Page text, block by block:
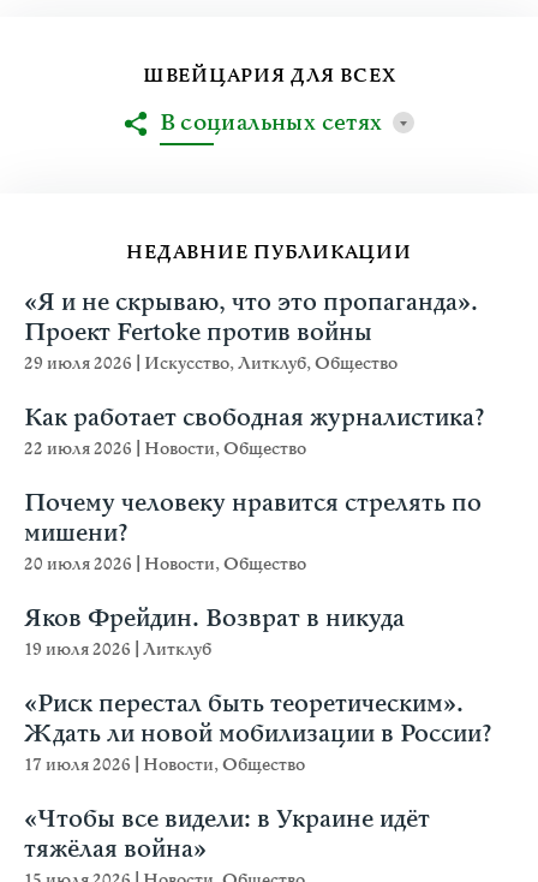
НЕДАВНИЕ ПУБЛИКАЦИИ
«Я и не скрываю, что это пропаганда».
Проект Fertoke против войны
29 июля 2026 Искусство,Литклуб,Общество
Как работает свободная журналистика?
22 июля 2026 Новости,Общество
Почему человеку нравится стрелять по
мишени?
20 июля 2026 Новости,Общество
Яков Фрейдин. Возврат в никуда
19 июля 2026 Литклуб
«Риск перестал быть теоретическим».
Ждать ли новой мобилизации в России?
17 июля 2026 Новости,Общество
«Чтобы все видели: в Украине идёт
тяжёлая война»
ШВЕЙЦАРИЯ ДЛЯ ВСЕХ
В социальных сетях